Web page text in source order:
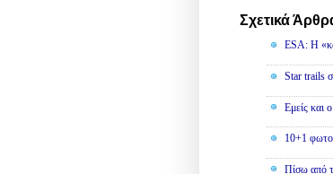
Σχετικά
ESA: Η
Star trails
Εμείς και
10+1
Πίσω από